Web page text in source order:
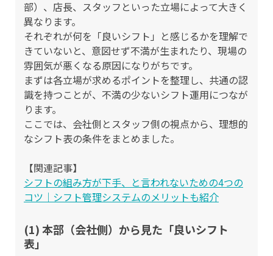
部）、店長、スタッフといった立場によって大きく
異なります。
それぞれが何を「良いシフト」と感じるかを理解で
きていないと、意図せず不満が生まれたり、現場の
雰囲気が悪くなる原因になりがちです。
まずは各立場が求めるポイントを整理し、共通の認
識を持つことが、不満の少ないシフト運用につなが
ります。
ここでは、会社側とスタッフ側の視点から、理想的
なシフト表の条件をまとめました。
【関連記事】
シフトの組み方が下手、と言われないための4つの
コツ｜シフト管理システムのメリットも紹介
(1) 本部（会社側）から見た「良いシフト
表」